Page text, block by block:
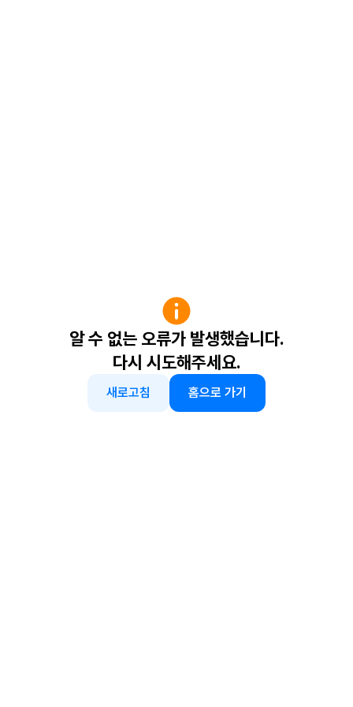
알 수 없는 오류가 발생했습니다.
다시 시도해주세요.
새로고침 홈으로 가기